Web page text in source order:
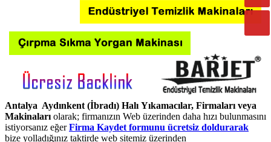
Antalya Aydınkent (İbradı) Halı Yıkamacılar, Firmaları veya
Makinalarıolarak; firmanızın Web üzerinden daha hızı bulunmasını
istiyorsanız eğerFirma Kaydet formunu ücretsiz doldurarak
bize yolladığınız taktirde web sitemiz üzerinden